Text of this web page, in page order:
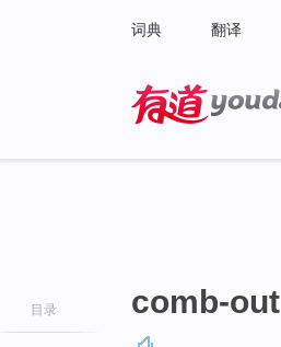
词典 翻译
目录 comb-out